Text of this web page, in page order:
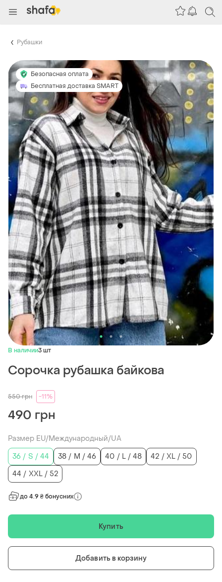
Рубашки
Безопасная оплата
Бесплатная доставка SMART
В наличии3 шт
Сорочка рубашка байкова
550грн -11%
490 грн
Размер EU/Международный/UA
36 / S / 44
38 / M / 46 40 / L / 48
42 / XL / 50
44 / XXL / 52
до 4.9 ₴ бонусних
Купить
Добавить в корзину